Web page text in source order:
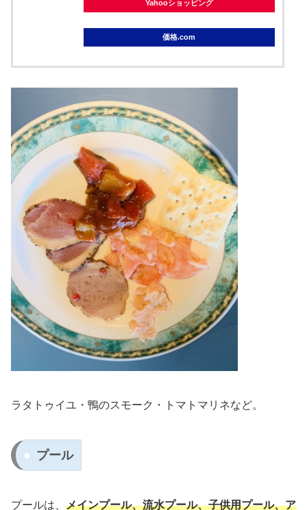
Yahooショッピング
価格.com
ラタトゥイユ・鴨のスモーク・トマトマリネなど。
プール
プールは、 メインプール、流水プール、子供用プール、ア